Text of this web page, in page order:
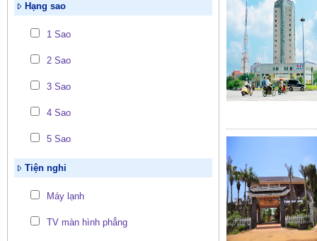
Hạng sao
1 Sao
2 Sao
3 Sao
4 Sao
5 Sao
Tiện nghi
Máy lạnh
TV màn hình phẳng